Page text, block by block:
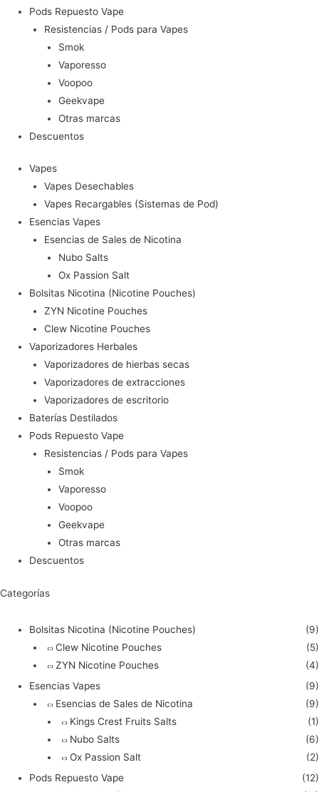
Pods Repuesto Vape
Resistencias / Pods para Vapes
Smok
Vaporesso
Voopoo
Geekvape
Otras marcas
Descuentos
Vapes
Vapes Desechables
Vapes Recargables (Sistemas de Pod)
Esencias Vapes
Esencias de Sales de Nicotina
Nubo Salts
Ox Passion Salt
Bolsitas Nicotina (Nicotine Pouches)
ZYN Nicotine Pouches
Clew Nicotine Pouches
Vaporizadores Herbales
Vaporizadores de hierbas secas
Vaporizadores de extracciones
Vaporizadores de escritorio
Baterías Destilados
Pods Repuesto Vape
Resistencias / Pods para Vapes
Smok
Vaporesso
Voopoo
Geekvape
Otras marcas
Descuentos
Categorías
Bolsitas Nicotina (Nicotine Pouches)
(9)
Clew Nicotine Pouches
(5)
ZYN Nicotine Pouches
(4)
Esencias Vapes
(9)
Esencias de Sales de Nicotina
(9)
Kings Crest Fruits Salts
(1)
Nubo Salts
(6)
Ox Passion Salt
(2)
Pods Repuesto Vape
(12)